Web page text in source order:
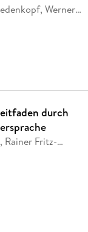
Werner…
durch
Rainer Fritz-